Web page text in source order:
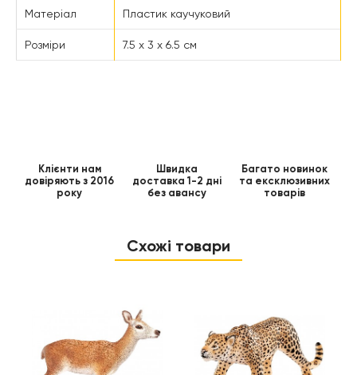
Матеріал Пластик каучуковий
Розміри 7.5 x 3 x 6.5 см
Клієнти нам
довіряють з 2016
року
Швидка
доставка 1-2 дні
без авансу
Багато новинок
та ексклюзивних
товарів
Схожі товари